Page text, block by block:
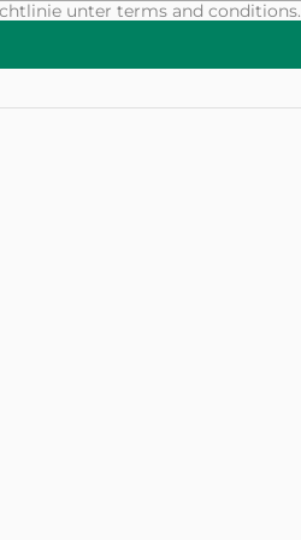
unter terms and conditions.